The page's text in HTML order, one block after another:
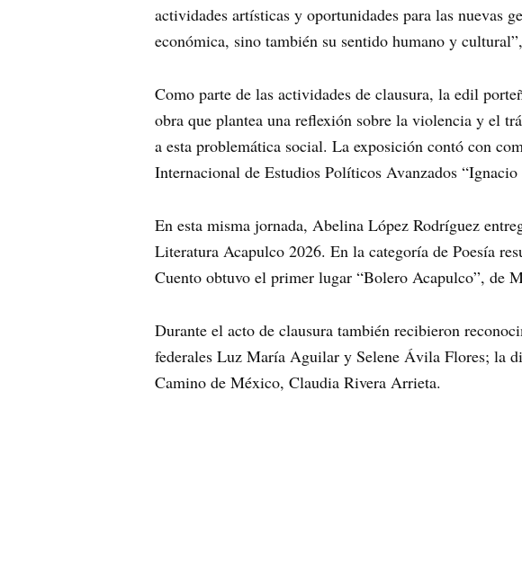
actividades artísticas y oportunidades para las nuevas
económica, sino también su sentido humano y
Como parte de las actividades de clausura, la edil
obra que plantea una reflexión sobre la violencia y el
a esta problemática social. La exposición contó con
Internacional de Estudios Políticos Avanzados
En esta misma jornada, Abelina López Rodríguez
Literatura Acapulco 2026. En la categoría de Poesía
Cuento obtuvo el primer lugar “Bolero Acapulco”, de
Durante el acto de clausura también recibieron
federales Luz María Aguilar y Selene Ávila Flores; la
Camino de México, Claudia Rivera Arrieta.